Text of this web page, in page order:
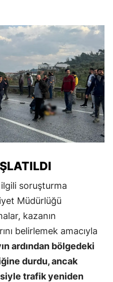
ilgili soruşturma
Müdürlüğü
kazanın
belirlemek amacıyla
ardından bölgedeki
durdu, ancak
trafik yeniden